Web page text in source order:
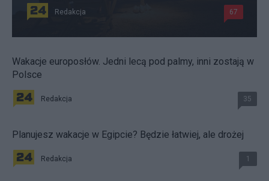
Redakcja 67
Wakacje europosłów. Jedni lecą pod palmy, inni zostają w
Polsce
Redakcja 35
Planujesz wakacje w Egipcie? Będzie łatwiej, ale drożej
Redakcja 1